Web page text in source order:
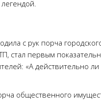
с рук порча
стал первым
«А действительно
общественного